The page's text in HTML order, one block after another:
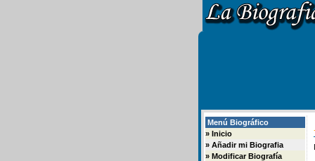
Menú Biográfico
» Inicio
» Añadir mi Biografia
» Modificar Biografía